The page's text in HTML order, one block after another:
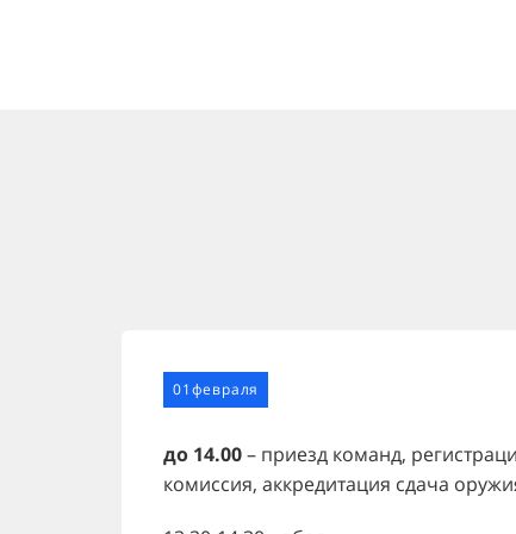
01февраля
до 14.00– приезд команд,
комиссия, аккредитация сдача